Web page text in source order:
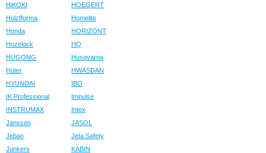
HiKOKI
HOEGERT
Holzfforma
Homelite
Honda
HORIZONT
Hozelock
HQ
HUGONG
Husqvarna
Huter
HWASDAN
HYUNDAI
IBO
IK Professional
Impulse
INSTRUMAX
Intex
Janssen
JASOL
Jebao
Jeta Safety
Junkers
KABIN